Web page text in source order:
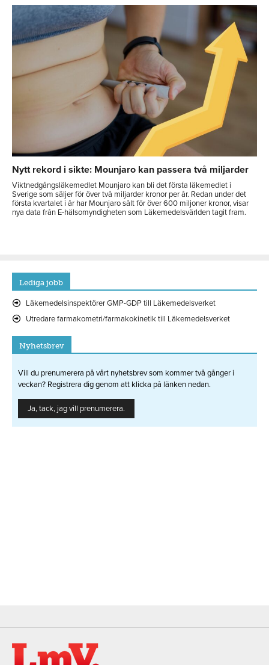
Nytt rekord i sikte: Mounjaro kan passera två miljarder
Viktnedgångsläkemedlet Mounjaro kan bli det första läkemedlet i
Sverige som säljer för över två miljarder kronor per år. Redan under det
första kvartalet i år har Mounjaro sålt för över 600 miljoner kronor, visar
nya data från E-hälsomyndigheten som Läkemedelsvärlden tagit fram.
Lediga jobb
Läkemedelsinspektörer GMP-GDP till Läkemedelsverket
Utredare farmakometri/farmakokinetik till Läkemedelsverket
Nyhetsbrev
Vill du prenumerera på vårt nyhetsbrev som kommer två gånger i
veckan? Registrera dig genom att klicka på länken nedan.
Ja, tack, jag vill prenumerera.